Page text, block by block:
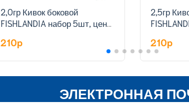
2,0гр Кивок боковой
FISHLANDIA набор 5шт, цена
210p
2,5гр
210p
ЭЛЕКТРОННАЯ